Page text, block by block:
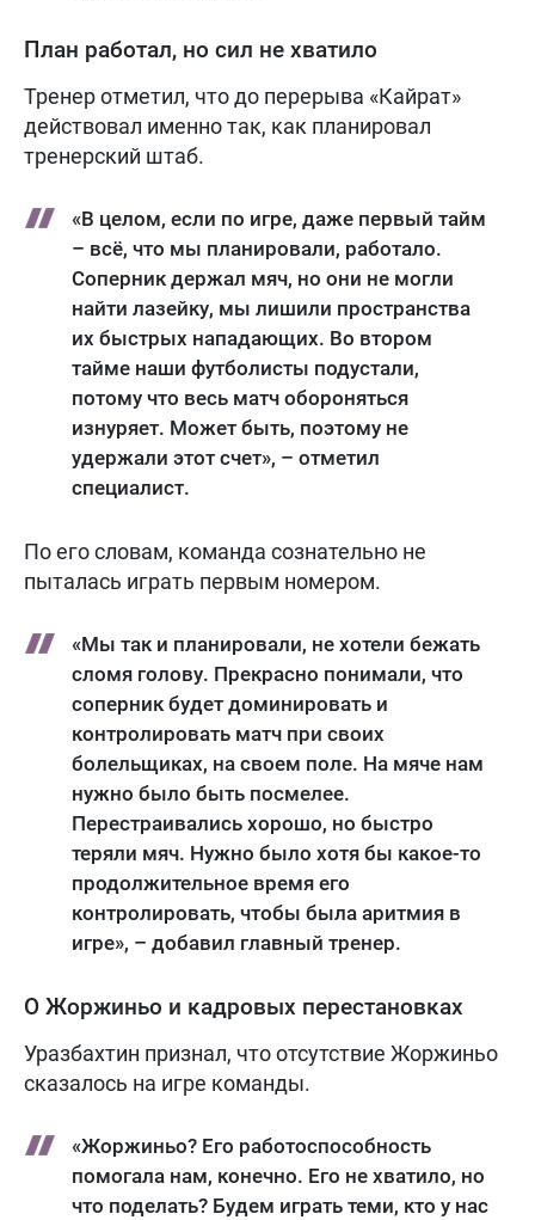
План работал, но сил не хватило
Тренер отметил, что до перерыва «Кайрат»
действовал именно так, как планировал
тренерский штаб.
«В целом, если по игре, даже первый тайм
– всё, что мы планировали, работало.
Соперник держал мяч, но они не могли
найти лазейку, мы лишили пространства
их быстрых нападающих. Во втором
тайме наши футболисты подустали,
потому что весь матч обороняться
изнуряет. Может быть, поэтому не
удержали этот счет», – отметил
специалист.
По его словам, команда сознательно не
пыталась играть первым номером.
«Мы так и планировали, не хотели бежать
сломя голову. Прекрасно понимали, что
соперник будет доминировать и
контролировать матч при своих
болельщиках, на своем поле. На мяче нам
нужно было быть посмелее.
Перестраивались хорошо, но быстро
теряли мяч. Нужно было хотя бы какое-то
продолжительное время его
контролировать, чтобы была аритмия в
игре», – добавил главный тренер.
О Жоржиньо и кадровых перестановках
Уразбахтин признал, что отсутствие Жоржиньо
сказалось на игре команды.
«Жоржиньо? Его работоспособность
помогала нам, конечно. Его не хватило, но
что поделать? Будем играть теми, кто у нас